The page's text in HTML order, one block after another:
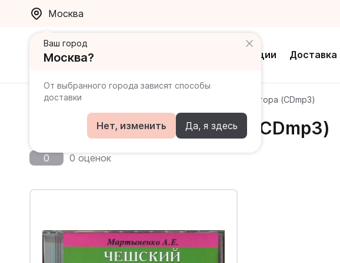
Москва
Акции Доставка
Ваш город
Москва?
От выбранного города зависят способы
доставки
Нет, изменить Да, я здесь
Главная Каталог Чешский без репетитора (CDmp3)
Чешский без репетитора (CDmp3)
0 0 оценок